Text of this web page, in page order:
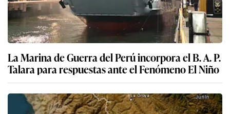
La Marina de Guerra del Perú incorpora el B. A. P.
Talara para respuestas ante el Fenómeno El Niño